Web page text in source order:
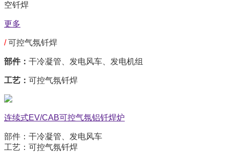
空钎焊
更多
/可控气氛钎焊
部件： 干冷凝管、发电风车、发电机组
工艺： 可控气氛钎焊
连续式EV/CAB可控气氛铝钎焊炉
部件：干冷凝管、发电风车
工艺：可控气氛钎焊